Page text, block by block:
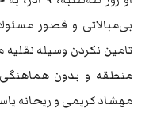
بی‌مبالاتی و قصور
تامین نکردن وسیله
منطقه و بدون هماهنگی
مهشاد کریمی و ریحانه